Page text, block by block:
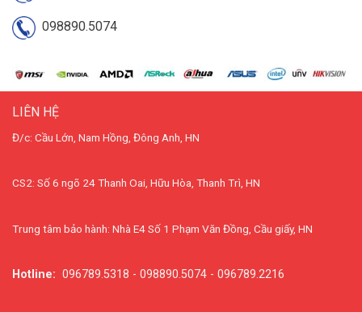
098890.5074
LIÊN HỆ
Đ/c: Cầu Lớn, Nam Hồng, Đông Anh, HN
CS2: Số 6 ngõ 24 Thanh Oai, Hữu Hòa, Thanh Trì, HN
Trung tâm bảo hành: Nhà E4 Số 1 Phạm Văn Đồng, Cầu giấy, HN
Hotline: 096789.5318 - 098890.5074 - 096789.2216